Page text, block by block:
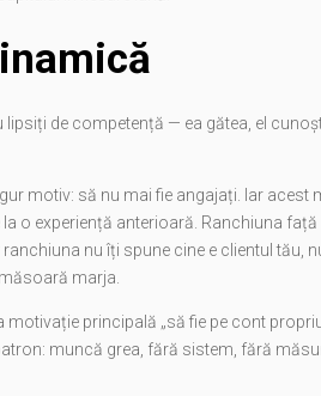
de competență — ea gătea, el
motiv: să nu mai fie angajați. Iar acest
o experiență anterioară. Ranchiuna față
nu îți spune cine e clientul tău,
marja.
principală „să fie pe cont
muncă grea, fără sistem, fără